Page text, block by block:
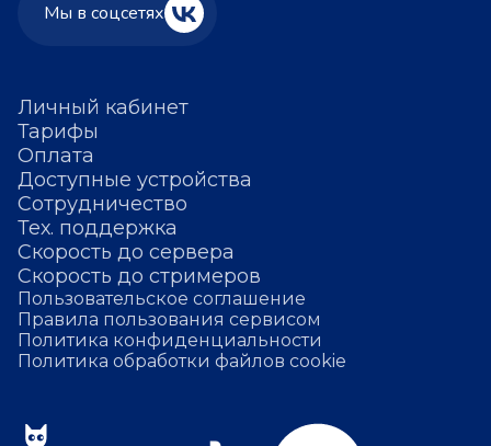
Личный кабинет
Тарифы
Оплата
Доступные устройства
Сотрудничество
Тех. поддержка
Скорость до сервера
Скорость до стримеров
Пользовательское соглашение
Правила пользования сервисом
Политика конфиденциальности
Политика обработки файлов cookie
Мы в соцсетях